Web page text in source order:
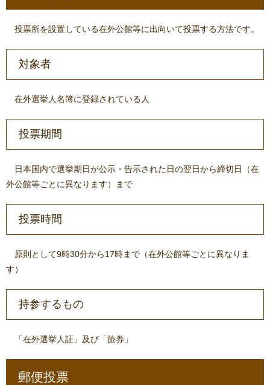
投票所を設置している在外公館等に出向いて投票する方法です。
対象者
在外選挙人名簿に登録されている人
投票期間
日本国内で選挙期日が公示・告示された日の翌日から締切日（在
外公館等ごとに異なります）まで
投票時間
原則として9時30分から17時まで（在外公館等ごとに異なりま
す）
持参するもの
「在外選挙人証」及び「旅券」
郵便投票